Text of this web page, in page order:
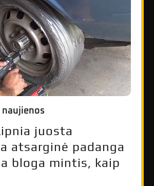
juosta
atsarginė padanga
bloga mintis, kaip